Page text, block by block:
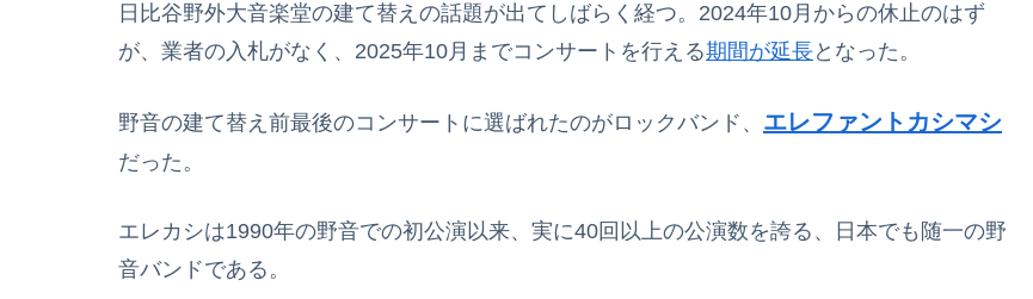
日比谷野外大音楽堂の建て替えの話題が出てしばらく経つ。2024年10月からの休止のはず
が、業者の入札がなく、2025年10月までコンサートを行える期間が延長となった。
野音の建て替え前最後のコンサートに選ばれたのがロックバンド、 エレファントカシマシ
だった。
エレカシは1990年の野音での初公演以来、実に40回以上の公演数を誇る、日本でも随一の野
音バンドである。